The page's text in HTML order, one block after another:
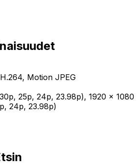
Motion JPEG
25p, 24p, 23.98p), 1920 x 1080
24p, 23.98p)